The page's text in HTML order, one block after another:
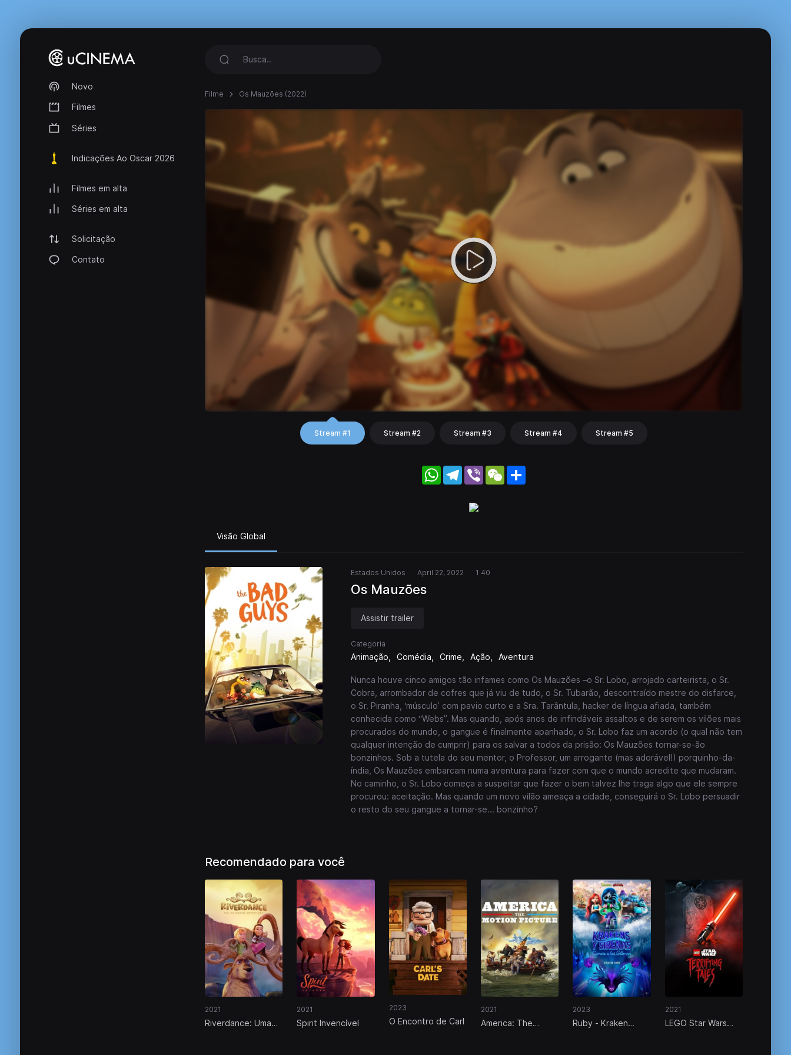
Novo
Filmes
Séries
Indicações Ao Oscar 2026
Filmes em alta
Séries em alta
Solicitação
Contato
Filme Os Mauzões (2022)
Stream #1 Stream #2 Stream #3 Stream #4 Stream #5
WhatsApp
Telegram
Viber WeChat
Visão Global
Estados Unidos April 22, 2022 1 40
Os Mauzões
Assistir trailer
Categoria
Animação Comédia Crime Ação Aventura
Nunca houve cinco amigos tão infames como Os Mauzões –o Sr. Lobo, arrojado carteirista, o Sr.
Cobra, arrombador de cofres que já viu de tudo, o Sr. Tubarão, descontraído mestre do disfarce,
o Sr. Piranha, ‘músculo’ com pavio curto e a Sra. Tarântula, hacker de língua afiada, também
conhecida como “Webs”. Mas quando, após anos de infindáveis assaltos e de serem os vilões mais
procurados do mundo, o gangue é finalmente apanhado, o Sr. Lobo faz um acordo (o qual não tem
qualquer intenção de cumprir) para os salvar a todos da prisão: Os Mauzões tornar-se-ão
bonzinhos. Sob a tutela do seu mentor, o Professor, um arrogante (mas adorável!) porquinho-da-
índia, Os Mauzões embarcam numa aventura para fazer com que o mundo acredite que mudaram.
No caminho, o Sr. Lobo começa a suspeitar que fazer o bem talvez lhe traga algo que ele sempre
procurou: aceitação. Mas quando um novo vilão ameaça a cidade, conseguirá o Sr. Lobo persuadir
o resto do seu gangue a tornar-se... bonzinho?
Recomendado para você
2021
Riverdance: Uma
2021
Spirit Invencível
2023
O Encontro de Carl
2021
America: The
2023
Ruby - Kraken
2021
LEGO Star Wars